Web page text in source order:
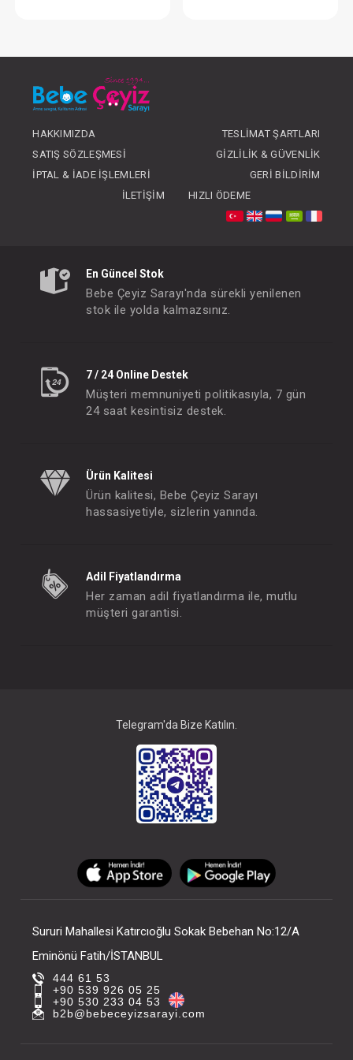
OLUNUZ
HAKKIMIZDA
TESLIMAT ŞARTLARI
SATIŞ SÖZLEŞMESI
GIZLILIK & GÜVENLIK
İPTAL & İADE İŞLEMLERI
GERI BILDIRIM
İLETIŞIM
HIZLI ÖDEME
En Güncel Stok
Bebe Çeyiz Sarayı'nda sürekli yenilenen
stok ile yolda kalmazsınız.
7 / 24 Online Destek
Müşteri memnuniyeti politikasıyla, 7 gün
24 saat kesintisiz destek.
Ürün Kalitesi
Ürün kalitesi, Bebe Çeyiz Sarayı
hassasiyetiyle, sizlerin yanında.
Adil Fiyatlandırma
Her zaman adil fiyatlandırma ile, mutlu
müşteri garantisi.
Telegram'da Bize Katılın.
Sururi Mahallesi Katırcıoğlu Sokak Bebehan No:12/A
Eminönü Fatih/İSTANBUL
444 61 53
+90 539 926 05 25
+90 530 233 04 53
b2b@bebeceyizsarayi.com